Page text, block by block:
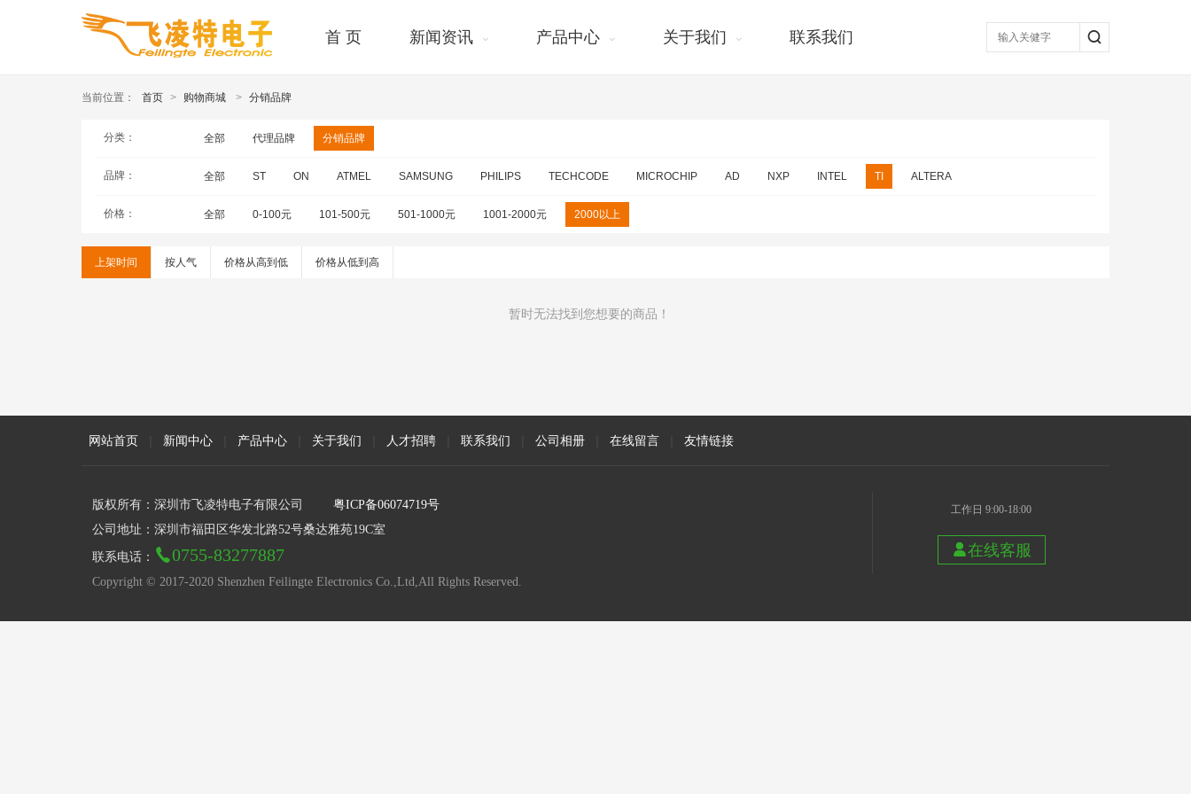
首 页 新闻资讯 产品中心 关于我们 联系我们
当前位置： 首页 > 购物商城 > 分销品牌
分类： 全部 代理品牌 分销品牌
品牌： 全部 ST ON ATMEL SAMSUNG PHILIPS TECHCODE MICROCHIP AD NXP INTEL TI ALTERA
价格： 全部 0-100元 101-500元 501-1000元 1001-2000元 2000以上
上架时间 按人气 价格从高到低 价格从低到高
暂时无法找到您想要的商品！
网站首页 新闻中心 产品中心 关于我们 人才招聘 联系我们 公司相册 在线留言 友情链接
版权所有：深圳市飞凌特电子有限公司
粤ICP备06074719号
公司地址：深圳市福田区华发北路52号桑达雅苑19C室
联系电话： 0755-83277887
Copyright © 2017-2020 Shenzhen Feilingte Electronics Co.,Ltd,All Rights Reserved.
工作日 9:00-18:00
在线客服